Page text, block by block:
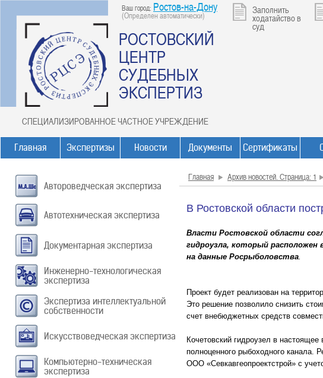
Ваш город: Ростов-на-Дону
(Определен автоматически)
РОСТОВСКИЙ
ЦЕНТР
СУДЕБНЫХ
ЭКСПЕРТИЗ
СПЕЦИАЛИЗИРОВАННОЕ ЧАСТНОЕ УЧРЕЖДЕНИЕ
Заполнить
ходатайство в
суд
Главная Экспертизы Новости Документы Сертификаты
Автороведческая экспертиза
Автотехническая экспертиза
Документарная экспертиза
Инженерно-технологическая
экспертиза
Экспертиза интеллектуальной
собственности
Искусствоведческая экспертиза
Компьютерно-техническая
экспертиза
Главная Архив новостей. Страница: 1
В Ростовской области
Власти Ростовской области
гидроузла, который
на данные Росрыболовства.
Проект будет реализован на
Это решение позволило снизить
счет внебюджетных средств
Кочетовский гидроузел в
полноценного рыбоходного канала.
ООО «Севкавгеопроектстрой» с